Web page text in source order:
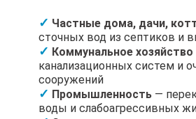
Частные дома, дачи,
сточных вод из септиков и
Коммунальное хозяйство
канализационных систем и
сооружений
Промышленность —
воды и слабоагрессивных